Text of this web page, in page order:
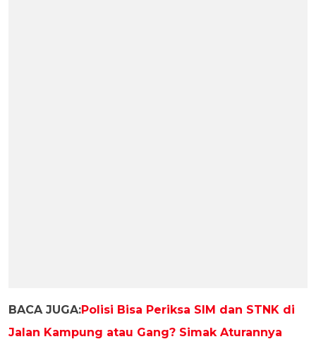
BACA JUGA:Polisi Bisa Periksa SIM dan STNK di
Jalan Kampung atau Gang? Simak Aturannya